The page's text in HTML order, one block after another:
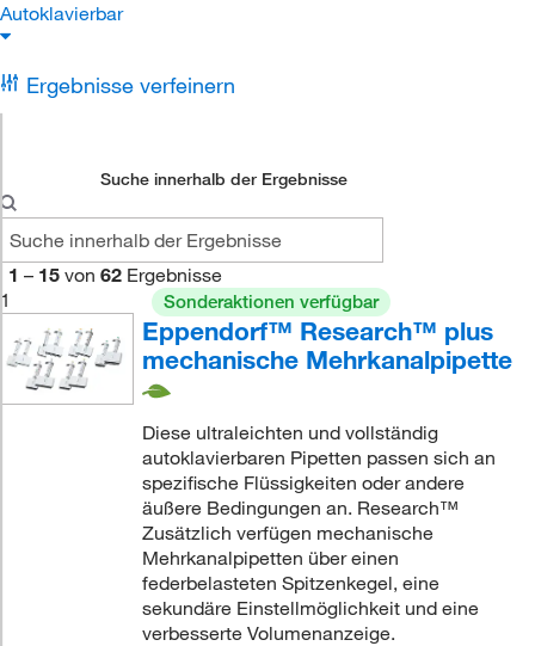
Autoklavierbar
Ergebnisse verfeinern
Suche innerhalb der Ergebnisse
1 – 15 von 62 Ergebnisse
1
Sonderaktionen verfügbar
Eppendorf™ Research™ plus
mechanische Mehrkanalpipette
Diese ultraleichten und vollständig
autoklavierbaren Pipetten passen sich an
spezifische Flüssigkeiten oder andere
äußere Bedingungen an. Research™
Zusätzlich verfügen mechanische
Mehrkanalpipetten über einen
federbelasteten Spitzenkegel, eine
sekundäre Einstellmöglichkeit und eine
verbesserte Volumenanzeige.